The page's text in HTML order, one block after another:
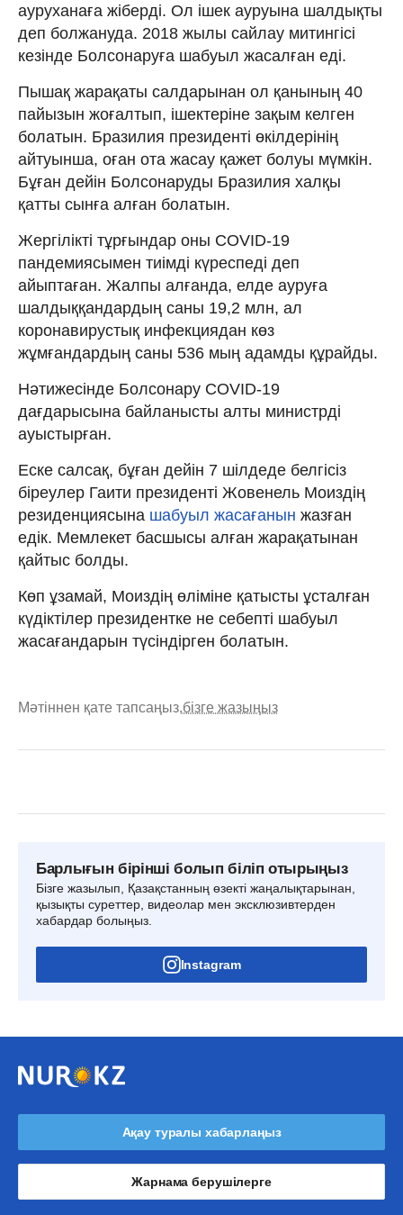
ауруханаға жіберді. Ол ішек ауруына шалдықты
деп болжануда. 2018 жылы сайлау митингісі
кезінде Болсонаруға шабуыл жасалған еді.
Пышақ жарақаты салдарынан ол қанының 40
пайызын жоғалтып, ішектеріне зақым келген
болатын. Бразилия президенті өкілдерінің
айтуынша, оған ота жасау қажет болуы мүмкін.
Бұған дейін Болсонаруды Бразилия халқы
қатты сынға алған болатын.
Жергілікті тұрғындар оны COVID-19
пандемиясымен тиімді күреспеді деп
айыптаған. Жалпы алғанда, елде ауруға
шалдыққандардың саны 19,2 млн, ал
коронавирустық инфекциядан көз
жұмғандардың саны 536 мың адамды құрайды.
Нәтижесінде Болсонару COVID-19
дағдарысына байланысты алты министрді
ауыстырған.
Еске салсақ, бұған дейін 7 шілдеде белгісіз
біреулер Гаити президенті Жовенель Моиздің
резиденциясына шабуыл жасағанын жазған
едік. Мемлекет басшысы алған жарақатынан
қайтыс болды.
Көп ұзамай, Моиздің өліміне қатысты ұсталған
күдіктілер президентке не себепті шабуыл
жасағандарын түсіндірген болатын.
Мәтіннен қате тапсаңыз,бізге жазыңыз
Барлығын бірінші болып біліп отырыңыз
Бізге жазылып, Қазақстанның өзекті жаңалықтарынан,
қызықты суреттер, видеолар мен эксклюзивтерден
хабардар болыңыз.
Instagram
Ақау туралы хабарлаңыз
Жарнама берушілерге